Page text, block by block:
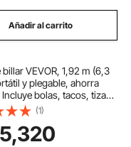
Añadir al carrito
billar VEVOR, 1,92 m (6,3
y plegable, ahorra
bolas, tacos, tizas
Color negro con paño
para la sala de juegos
niños y adultos.
(1)